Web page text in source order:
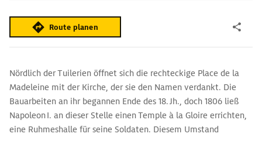
Route planen
Nördlich der Tuilerien öffnet sich die rechteckige Place de la
Madeleine mit der Kirche, der sie den Namen verdankt. Die
Bauarbeiten an ihr begannen Ende des 18. Jh., doch 1806 ließ
Napoleon I. an dieser Stelle einen Temple à la Gloire errichten,
eine Ruhmeshalle für seine Soldaten. Diesem Umstand